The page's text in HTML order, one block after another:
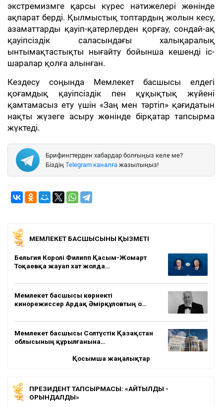
экстремизмге қарсы күрес нәтижелері жөнінде
ақпарат берді. Қылмыстық топтардың жолын кесу,
азаматтарды қауіп-қатерлерден қорғау, сондай-ақ
қауіпсіздік саласындағы халықаралық
ынтымақтастықты нығайту бойынша кешенді іс-
шаралар қолға алынған.
Кездесу соңында Мемлекет басшысы елдегі
қоғамдық қауіпсіздік пен құқықтық жүйені
қамтамасыз ету үшін «Заң мен тәртіп» қағидатын
нақты жүзеге асыру жөнінде бірқатар тапсырма
жүктеді.
Брифингтерден хабардар болғыңыз келе ме?
Біздің Telegram каналға жазылыңыз!
МЕМЛЕКЕТ БАСШЫСЫНЫҢ ҚЫЗМЕТІ
Бельгия Королі Филипп Қасым-Жомарт
Тоқаевқа жауап хат жолда…
Мемлекет басшысы көрнекті
кинорежиссер Ардақ Әмірқұловтың о…
Мемлекет басшысы Солтүстік Қазақстан
облысының құрылғанына…
Қосымша жаңалықтар
ПРЕЗИДЕНТ ТАПСЫРМАСЫ: «АЙТЫЛДЫ -
ОРЫНДАЛДЫ»